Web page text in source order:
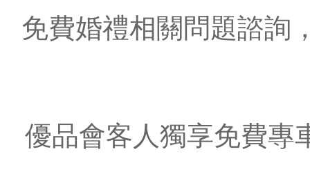
免費婚禮相關問題諮詢
優品會客人獨享免費專